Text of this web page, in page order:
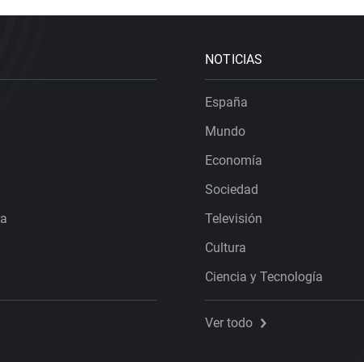
NOTICIAS
España
Mundo
Economía
Sociedad
Televisión
Cultura
Ciencia y Tecnología
Ver todo